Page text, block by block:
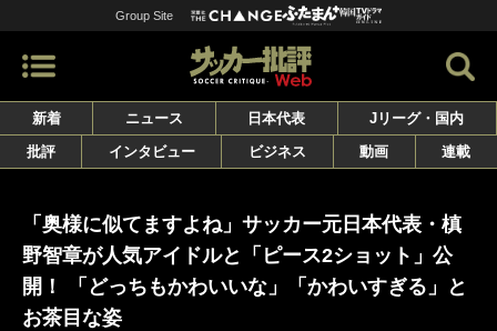
Group Site
新着 ニュース 日本代表
Jリーグ・国内
批評
インタビュー ビジネス 動画 連載
「奥様に似てますよね」サッカー元日本代表・槙
野智章が人気アイドルと「ピース2ショット」公
開！ 「どっちもかわいいな」「かわいすぎる」と
お茶目な姿